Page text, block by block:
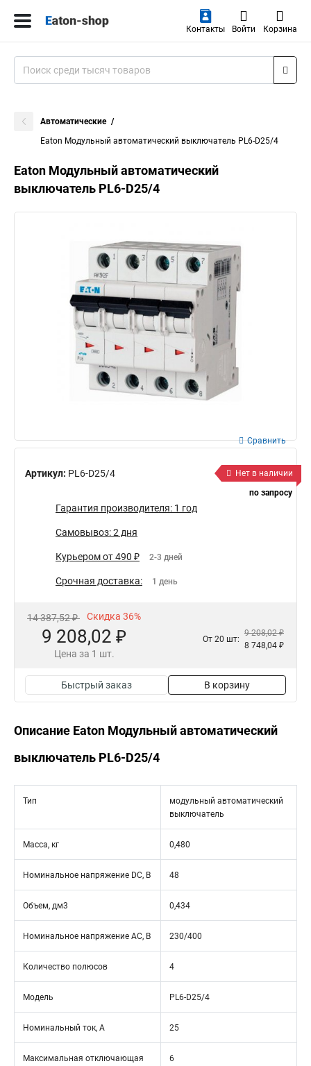
Контакты Войти Корзина
Автоматические
Eaton Модульный автоматический выключатель PL6-D25/4
Eaton Модульный автоматический
выключатель PL6-D25/4
Артикул: PL6-D25/4
Сравнить
Нет в наличии
по запросу
Гарантия производителя: 1 год
Самовывоз: 2 дня
Курьером от 490 ₽ 2-3 дней
Срочная доставка: 1 день
14 387,52 ₽ Скидка 36%
9 208,02 ₽
Цена за 1 шт.
От 20 шт:
9 208,02 ₽
8 748,04 ₽
Быстрый заказ В корзину
Описание Eaton Модульный автоматический
выключатель PL6-D25/4
Тип
модульный автоматический
выключатель
Масса, кг 0,480
Номинальное напряжение DC, В 48
Объем, дм3 0,434
Номинальное напряжение АС, В 230/400
Количество полюсов 4
Модель PL6-D25/4
Номинальный ток, А 25
Максимальная отключающая
6